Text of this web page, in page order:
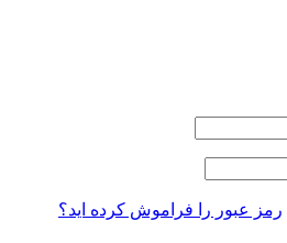
رمز عبور را فراموش کرده اید؟